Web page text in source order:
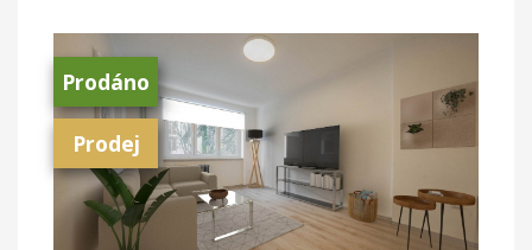
Prodáno
Prodej